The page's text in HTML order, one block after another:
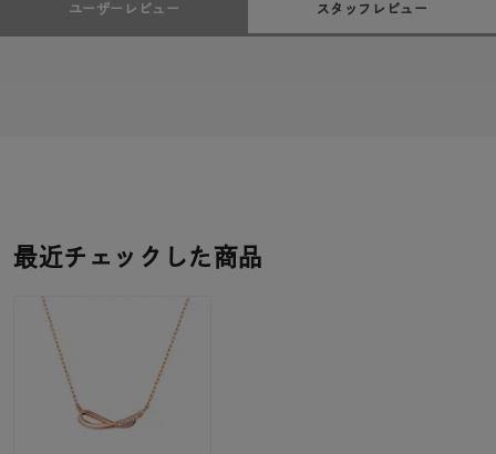
ユーザーレビュー スタッフレビュー
最近チェックした商品